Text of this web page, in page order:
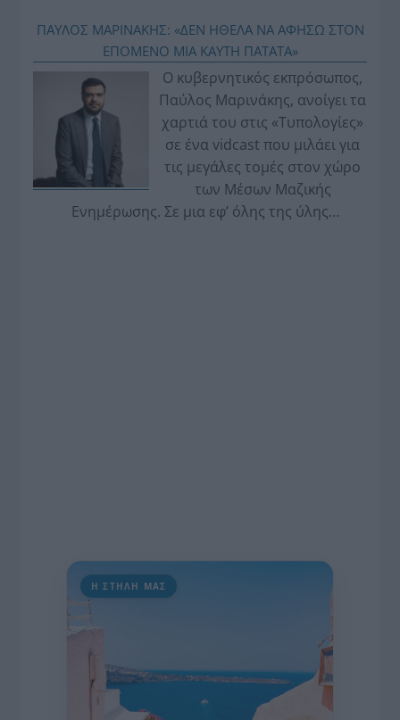
ΠΑΥΛΟΣ ΜΑΡΙΝΑΚΗΣ: «ΔΕΝ ΗΘΕΛΑ ΝΑ ΑΦΗΣΩ ΣΤΟΝ
ΕΠΟΜΕΝΟ ΜΙΑ ΚΑΥΤΗ ΠΑΤΑΤΑ»
Ο κυβερνητικός εκπρόσωπος,
Παύλος Μαρινάκης, ανοίγει τα
χαρτιά του στις «Τυπολογίες»
σε ένα vidcast που μιλάει για
τις μεγάλες τομές στον χώρο
των Μέσων Μαζικής
Ενημέρωσης. Σε μια εφ’ όλης της ύλης
Η ΣΤΗΛΗ ΜΑΣ